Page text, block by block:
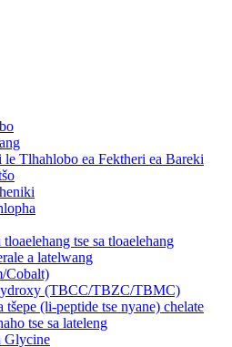
le Tlhahlobo ea Fektheri ea Bareki
tse sa tloaelehang
a latelwang
Cobalt)
(TBCC/TBZC/TBMC)
tšepe (li-peptide tse nyane) chelate
tse sa lateleng
Glycine